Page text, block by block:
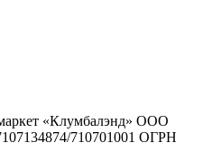
«Клумбалэнд» ООО
710701001 ОГРН